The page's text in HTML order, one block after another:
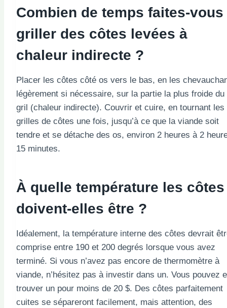
Combien de temps faites-vous
griller des côtes levées à
chaleur indirecte ?
Placer les côtes côté os vers le bas, en les
légèrement si nécessaire, sur la partie la plus froide du
gril (chaleur indirecte). Couvrir et cuire, en tournant les
grilles de côtes une fois, jusqu’à ce que la viande soit
tendre et se détache des os, environ 2 heures à 2
15 minutes.
À quelle température les côtes
doivent-elles être ?
Idéalement, la température interne des côtes devrait
comprise entre 190 et 200 degrés lorsque vous avez
terminé. Si vous n’avez pas encore de thermomètre à
viande, n’hésitez pas à investir dans un. Vous pouvez
trouver un pour moins de 20 $. Des côtes parfaitement
cuites se sépareront facilement, mais attention, des